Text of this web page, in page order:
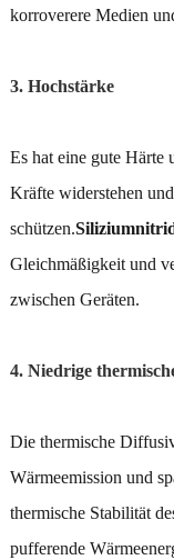
korroverere Medien
3. Hochstärke
Es hat eine gute Härte
Kräfte widerstehen
schützen.
Gleichmäßigkeit und
zwischen Geräten.
4. Niedrige
Die thermische
Wärmeemission und
thermische Stabilität
pufferende